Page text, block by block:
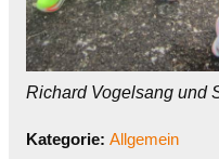
Richard Vogelsang und
Kategorie: Allgemein